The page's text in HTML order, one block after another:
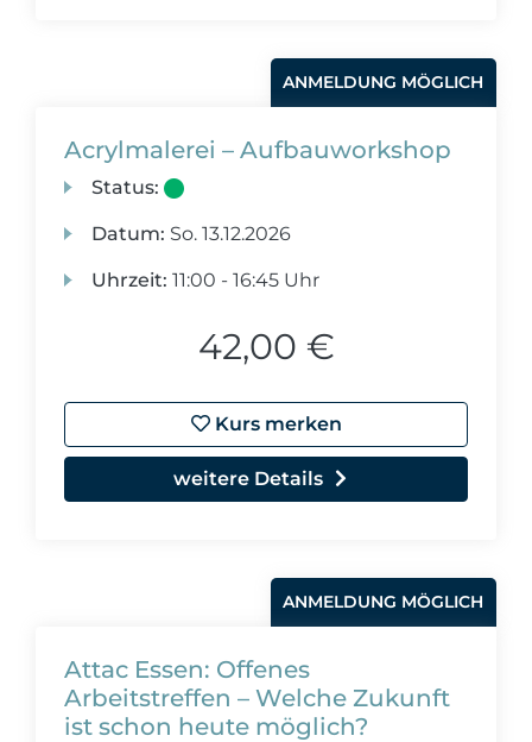
ANMELDUNG MÖGLICH
Acrylmalerei – Aufbauworkshop
Status:
Datum: So. 13.12.2026
Uhrzeit: 11:00 - 16:45 Uhr
42,00 €
Kurs merken
weitere Details
ANMELDUNG MÖGLICH
Attac Essen: Offenes
Arbeitstreffen – Welche Zukunft
ist schon heute möglich?